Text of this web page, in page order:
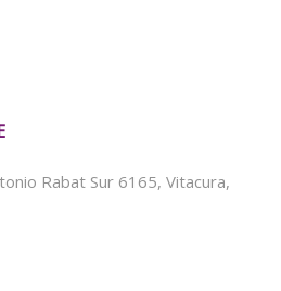
Rabat Sur 6165, Vitacura,